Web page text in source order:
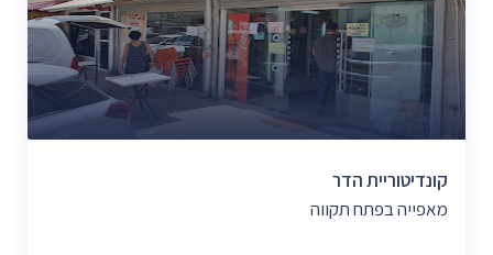
קונדיטוריית הדר
מאפייה בפתח תקווה